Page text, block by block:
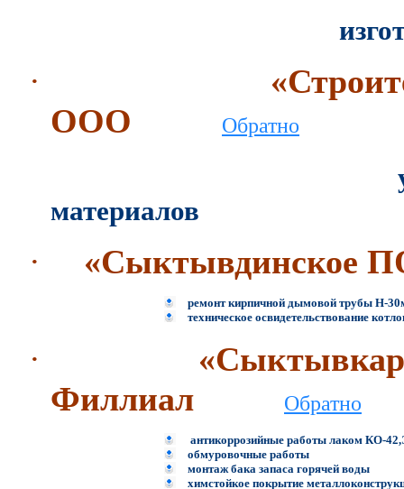
изготовление и
·
ООО
Обратно
материалов
· «Сыктывдинское
ремонт кирпичной дымовой трубы Н-
техническое освидетельствование
·
Филлиал
Обратно
антикоррозийные работы лаком КО-
обмуровочные работы
монтаж бака запаса горячей воды
химстойкое покрытие